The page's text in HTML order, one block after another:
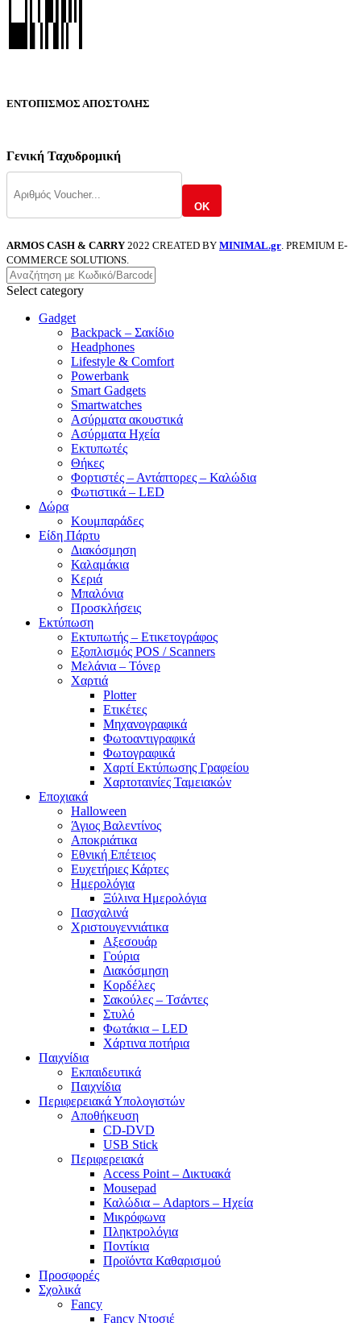
ΕΝΤΟΠΙΣΜΟΣ ΑΠΟΣΤΟΛΗΣ
Γενική Ταχυδρομική
OK
ARMOS CASH & CARRY 2022 CREATED BY MINIMAL.gr . PREMIUM E-
COMMERCE SOLUTIONS.
Select category
Gadget
Backpack – Σακίδιο
Headphones
Lifestyle & Comfort
Powerbank
Smart Gadgets
Smartwatches
Ασύρματα ακουστικά
Ασύρματα Ηχεία
Εκτυπωτές
Θήκες
Φορτιστές – Αντάπτορες – Καλώδια
Φωτιστικά – LED
Δώρα
Κουμπαράδες
Είδη Πάρτυ
Διακόσμηση
Καλαμάκια
Κεριά
Μπαλόνια
Προσκλήσεις
Εκτύπωση
Εκτυπωτής – Ετικετογράφος
Εξοπλισμός POS / Scanners
Μελάνια – Τόνερ
Χαρτιά
Plotter
Ετικέτες
Μηχανογραφικά
Φωτοαντιγραφικά
Φωτογραφικά
Χαρτί Εκτύπωσης Γραφείου
Χαρτοταινίες Ταμειακών
Εποχιακά
Halloween
Άγιος Βαλεντίνος
Αποκριάτικα
Εθνική Επέτειος
Ευχετήριες Κάρτες
Ημερολόγια
Ξύλινα Ημερολόγια
Πασχαλινά
Χριστουγεννιάτικα
Αξεσουάρ
Γούρια
Διακόσμηση
Κορδέλες
Σακούλες – Τσάντες
Στυλό
Φωτάκια – LED
Χάρτινα ποτήρια
Παιχνίδια
Εκπαιδευτικά
Παιχνίδια
Περιφερειακά Υπολογιστών
Αποθήκευση
CD-DVD
USB Stick
Περιφερειακά
Access Point – Δικτυακά
Mousepad
Καλώδια – Adaptors – Ηχεία
Μικρόφωνα
Πληκτρολόγια
Ποντίκια
Προϊόντα Καθαρισμού
Προσφορές
Σχολικά
Fancy
Fancy Ντοσιέ